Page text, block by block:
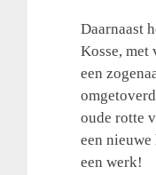
Daarnaast
Kosse, met
een
oude rotte
een
een werk!